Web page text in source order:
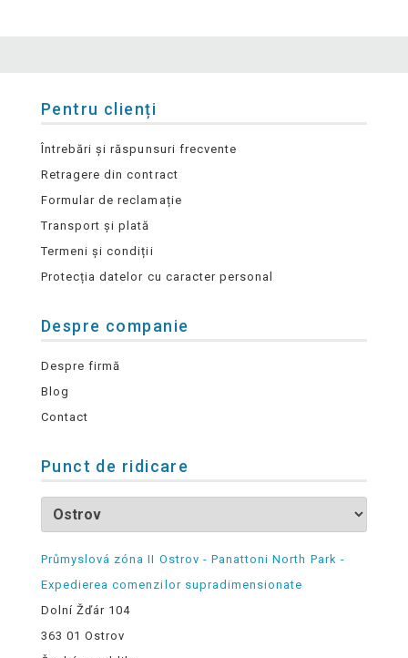
Pentru clienți
Întrebări și răspunsuri frecvente
Retragere din contract
Formular de reclamație
Transport și plată
Termeni și condiții
Protecția datelor cu caracter personal
Despre companie
Despre firmă
Blog
Contact
Punct de ridicare
Průmyslová zóna II Ostrov - Panattoni North Park -
Expedierea comenzilor supradimensionate
Dolní Žďár 104
363 01 Ostrov